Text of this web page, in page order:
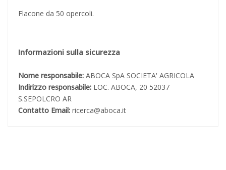
Flacone da 50 opercoli.
Informazioni sulla sicurezza
Nome responsabile: ABOCA SpA SOCIETA' AGRICOLA
Indirizzo responsabile: LOC. ABOCA, 20 52037
S.SEPOLCRO AR
Contatto Email: ricerca@aboca.it